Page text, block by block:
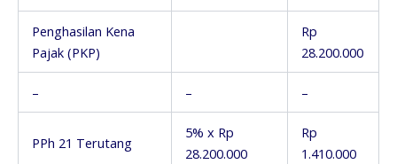
Penghasilan Kena
Pajak (PKP)
Rp
28.200.000
– – –
PPh 21 Terutang
5% x Rp
28.200.000
Rp
1.410.000